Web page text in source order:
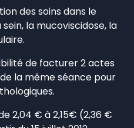
des soins dans le
la mucoviscidose, la
de facturer 2 actes
la même séance pour
2,04 € à 2,15€ (2,36 €